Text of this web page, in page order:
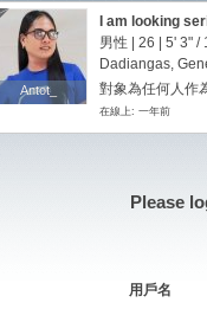
Antot_
Antot_
I am looking
男性 | 26 | 5' 3" /
Dadiangas,
對象為任何人作
在線上: 一年前
Please
用戶名